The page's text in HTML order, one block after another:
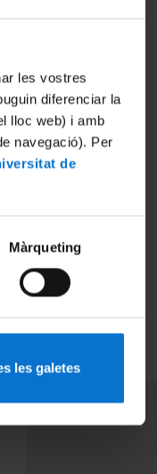
les vostres
diferenciar la
lloc web) i amb
navegació). Per
de
Màrqueting
les galetes
PEU 3